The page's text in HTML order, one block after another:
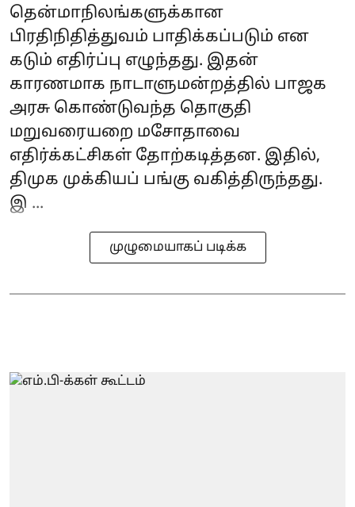
தென்மாநிலங்களுக்கான
பிரதிநிதித்துவம் பாதிக்கப்படும் என
கடும் எதிர்ப்பு எழுந்தது. இதன்
காரணமாக நாடாளுமன்றத்தில் பாஜக
அரசு கொண்டுவந்த தொகுதி
மறுவரையறை மசோதாவை
எதிர்க்கட்சிகள் தோற்கடித்தன. இதில்,
திமுக முக்கியப் பங்கு வகித்திருந்தது.
இ ...
முழுமையாகப் படிக்க